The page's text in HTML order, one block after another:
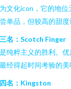
文化icon，它的地
单品，但较高的甜
名：Scotch Finger
纯粹主义的胜利。
经得起时间考验的美
名：Kingston